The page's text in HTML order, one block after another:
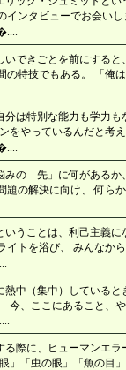
インタビューでお会い
いできごとを前にする
の特技でもある。 「俺
分は特別な能力も学力
をやっているんだと考
みの「先」に何がある
題の解決に向け、 何ら
いうことは、利己主義
イトを浴び、 みんなか
熱中（集中）している
今、ここにあること、
る際に、ヒューマンエ
」「虫の眼」「魚の目